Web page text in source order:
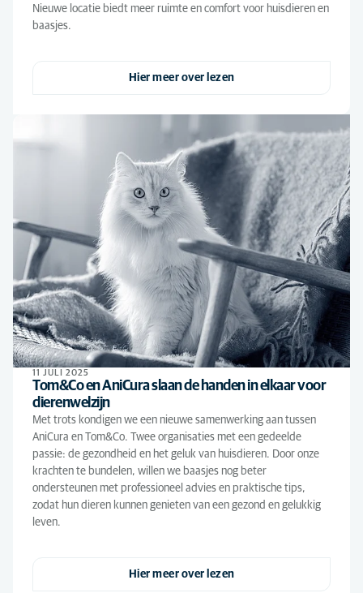
Nieuwe locatie biedt meer ruimte en comfort voor huisdieren en
baasjes.
Hier meer over lezen
11 JULI 2025
Tom&Co en AniCura slaan de handen in elkaar voor
dierenwelzijn
Met trots kondigen we een nieuwe samenwerking aan tussen
AniCura en Tom&Co. Twee organisaties met een gedeelde
passie: de gezondheid en het geluk van huisdieren. Door onze
krachten te bundelen, willen we baasjes nog beter
ondersteunen met professioneel advies en praktische tips,
zodat hun dieren kunnen genieten van een gezond en gelukkig
leven.
Hier meer over lezen